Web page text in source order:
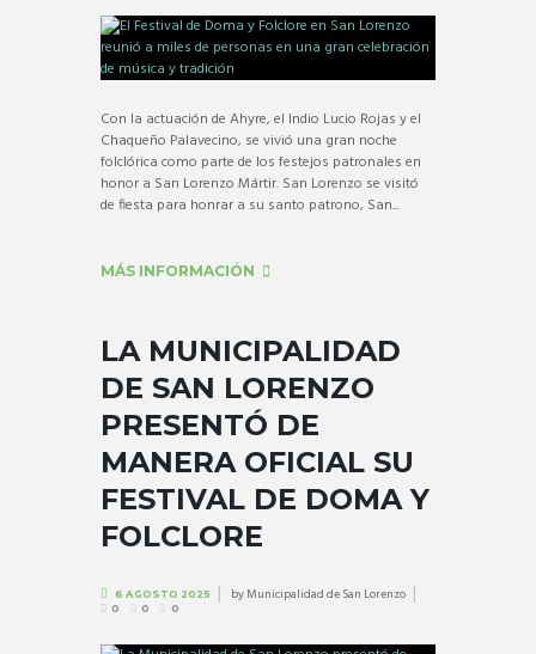
Con la actuación de Ahyre, el Indio Lucio Rojas y el
Chaqueño Palavecino, se vivió una gran noche
folclórica como parte de los festejos patronales en
honor a San Lorenzo Mártir. San Lorenzo se visitó
de fiesta para honrar a su santo patrono, San...
MÁS INFORMACIÓN
LA MUNICIPALIDAD
DE SAN LORENZO
PRESENTÓ DE
MANERA OFICIAL SU
FESTIVAL DE DOMA Y
FOLCLORE
6 AGOSTO 2025 byMunicipalidad de San Lorenzo
0 0 0